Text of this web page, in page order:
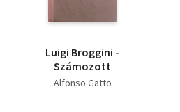
Luigi Broggini -
Számozott
Alfonso Gatto